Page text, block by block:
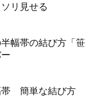
リ見せる
幅帯の結び方「笹
帯 簡単な結び方